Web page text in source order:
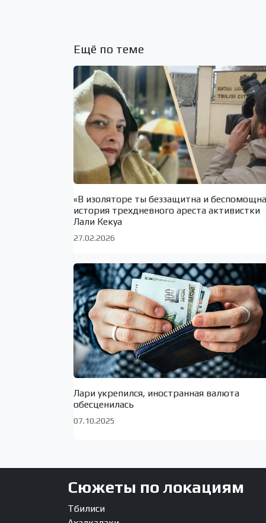
Ещё по теме
«В изоляторе ты беззащитна и
история трехдневного ареста активистки
Лали Кекуа
27.02.2026
Лари укрепился, иностранная валюта
обесценилась
07.10.2025
Сюжеты по локациям
Тбилиси